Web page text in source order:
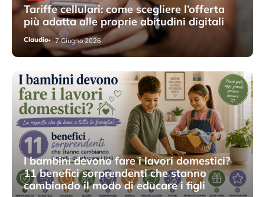
Tariffe cellulari: come scegliere l’offerta
più adatta alle proprie abitudini digitali
Claudio 7 Giugno 2026
I bambini devono fare i lavori domestici?
11 benefici sorprendenti che stanno
cambiando il modo di educare i figli